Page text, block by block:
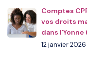
Comptes
vos droits
dans l’Yonne
12 janvier 2026